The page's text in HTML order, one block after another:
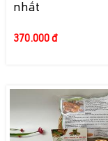
nhất
370.000 đ